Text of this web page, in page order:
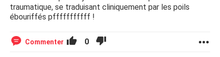
traumatique, se traduisant cliniquement par les poils
ébouriffés pfffffffffff !
Commenter 0